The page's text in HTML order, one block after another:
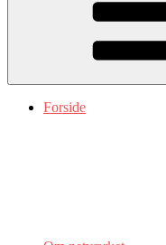
Forside